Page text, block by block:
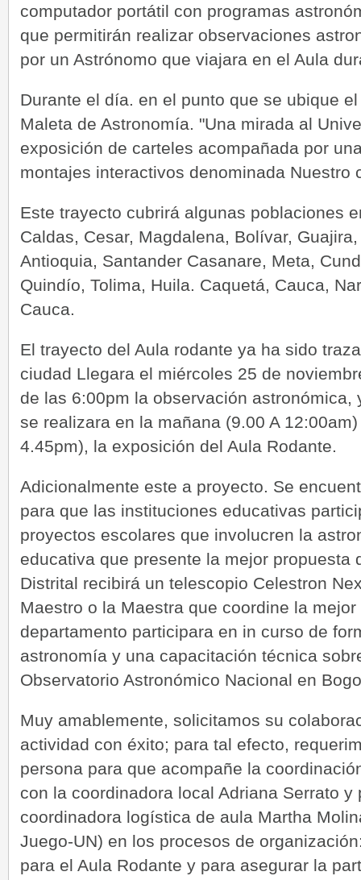
computador portátil con programas
que permitirán realizar observaciones
por un Astrónomo que viajara en el Aula
Durante el día. en el punto que se ubique
Maleta de Astronomía. "Una mirada al
exposición de carteles acompañada por
montajes interactivos denominada Nuestro
Este trayecto cubrirá algunas poblaciones
Caldas, Cesar, Magdalena, Bolívar,
Antioquia, Santander Casanare, Meta,
Quindío, Tolima, Huila. Caquetá, Cauca,
Cauca.
El trayecto del Aula rodante ya ha sido
ciudad Llegara el miércoles 25 de
de las 6:00pm la observación
se realizara en la mañana (9.00 A
4.45pm), la exposición del Aula Rodante.
Adicionalmente este a proyecto. Se
para que las instituciones educativas
proyectos escolares que involucren la
educativa que presente la mejor propuesta
Distrital recibirá un telescopio Celestron
Maestro o la Maestra que coordine la
departamento participara en in curso de
astronomía y una capacitación técnica
Observatorio Astronómico Nacional en
Muy amablemente, solicitamos su
actividad con éxito; para tal efecto,
persona para que acompañe la
con la coordinadora local Adriana Serrato y
coordinadora logística de aula Martha
Juego-UN) en los procesos de
para el Aula Rodante y para asegurar la